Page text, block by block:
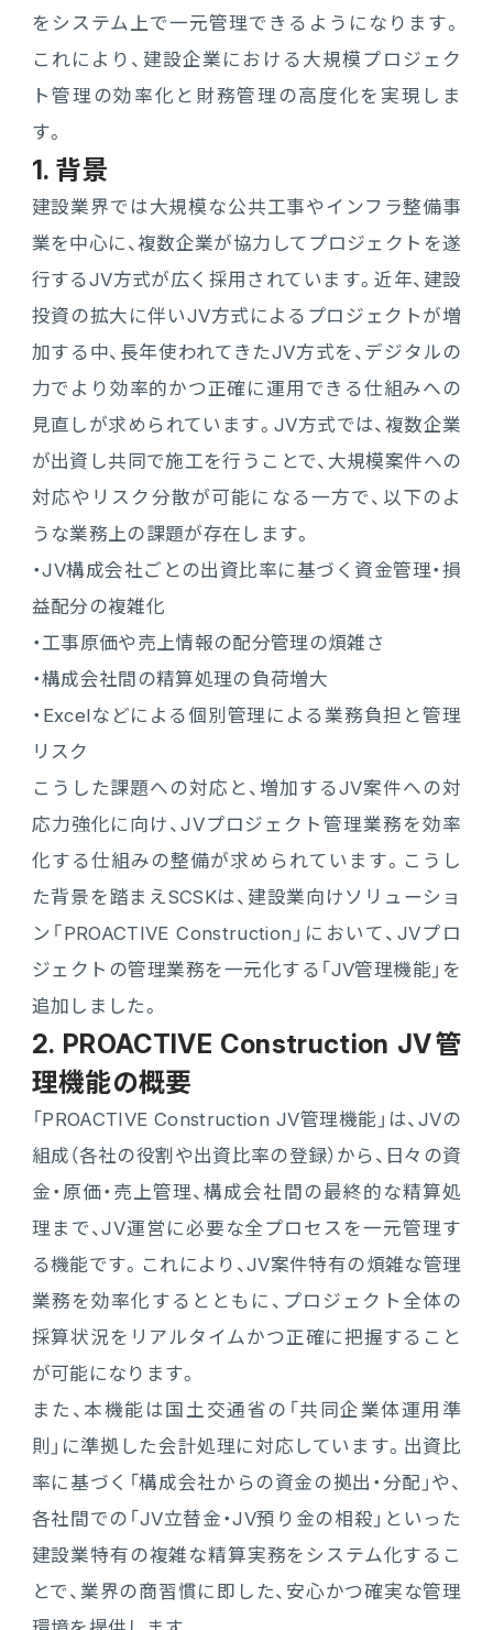
給与明細閲覧
「Uwell（ユーウェル）」
販売管理
販売・購買・在庫管理
建設業向け基幹業務システム
生産管理
生産管理
MES
Fit to Standard
Best Practice
連携ソリューション
サポートサービス
をシステム上で一元管理できるようになります。
これにより、建設企業における大規模プロジェク
ト管理の効率化と財務管理の高度化を実現しま
す。
1. 背景
建設業界では大規模な公共工事やインフラ整備事
業を中心に、複数企業が協力してプロジェクトを遂
行するJV方式が広く採用されています。近年、建設
投資の拡大に伴いJV方式によるプロジェクトが増
加する中、長年使われてきたJV方式を、デジタルの
力でより効率的かつ正確に運用できる仕組みへの
見直しが求められています。JV方式では、複数企業
が出資し共同で施工を行うことで、大規模案件への
対応やリスク分散が可能になる一方で、以下のよ
うな業務上の課題が存在します。
・JV構成会社ごとの出資比率に基づく資金管理・損
益配分の複雑化
・工事原価や売上情報の配分管理の煩雑さ
・構成会社間の精算処理の負荷増大
・Excelなどによる個別管理による業務負担と管理
リスク
こうした課題への対応と、増加するJV案件への対
応力強化に向け、JVプロジェクト管理業務を効率
化する仕組みの整備が求められています。こうし
た背景を踏まえSCSKは、建設業向けソリューショ
ン「PROACTIVE Construction」において、JVプロ
ジェクトの管理業務を一元化する「JV管理機能」を
追加しました。
2. PROACTIVE Construction JV管
理機能の概要
「PROACTIVE Construction JV管理機能」は、JVの
組成（各社の役割や出資比率の登録）から、日々の資
金・原価・売上管理、構成会社間の最終的な精算処
理まで、JV運営に必要な全プロセスを一元管理す
る機能です。これにより、JV案件特有の煩雑な管理
業務を効率化するとともに、プロジェクト全体の
採算状況をリアルタイムかつ正確に把握すること
が可能になります。
また、本機能は国土交通省の「共同企業体運用準
則」に準拠した会計処理に対応しています。出資比
率に基づく「構成会社からの資金の拠出・分配」や、
各社間での「JV立替金・JV預り金の相殺」といった
建設業特有の複雑な精算実務をシステム化するこ
とで、業界の商習慣に即した、安心かつ確実な管理